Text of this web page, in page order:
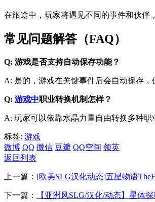
在旅途中，玩家将遇见不同的事件和伙伴
常见问题解答（FAQ）
Q: 游戏是否支持自动保存功能？
A: 是的，游戏在关键事件后会自动保存，
Q: 游戏中职业转换机制怎样？
A: 玩家可以依靠水晶力量自由转换多种
标签: 游戏
微博 QQ 微信 豆瓣 QQ空间 领英
返回列表
上一篇： [欧美SLG汉化动态]五星物语
下一篇： 【亚洲风SLG/汉化/动态】星体